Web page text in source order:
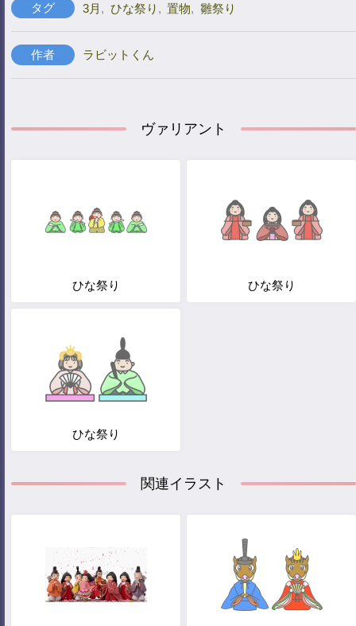
タグ 3月 , ひな祭り , 置物, 雛祭り
作者 ラビットくん
ヴァリアント
ひな祭り ひな祭り
ひな祭り
関連イラスト